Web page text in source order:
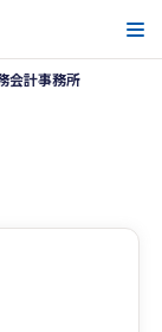
会計事務所